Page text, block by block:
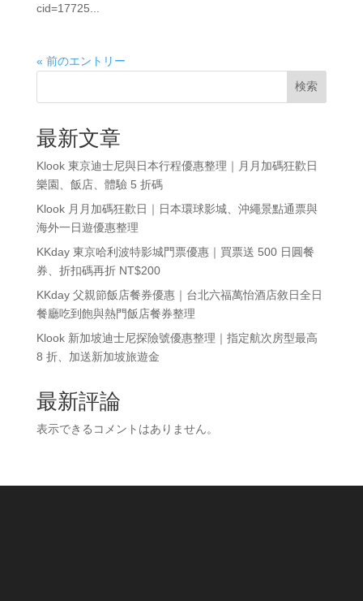
cid=17725...
« 前のエントリー
検索
最新文章
Klook 東京迪士尼與日本行程優惠整理｜月月加碼狂歡日
樂園、飯店、體驗 5 折碼
Klook 月月加碼狂歡日｜日本環球影城、沖繩景點通票與
海外一日遊優惠整理
KKday 東京哈利波特影城門票優惠｜買票送 500 日圓餐
券、折扣碼再折 NT$200
KKday 父親節飯店餐券優惠｜台北六福萬怡酒店敘日全日
餐廳吃到飽與熱門飯店餐券整理
Klook 新加坡迪士尼探險號優惠整理｜指定航次房型最高
8 折、加送新加坡旅遊金
最新評論
表示できるコメントはありません。